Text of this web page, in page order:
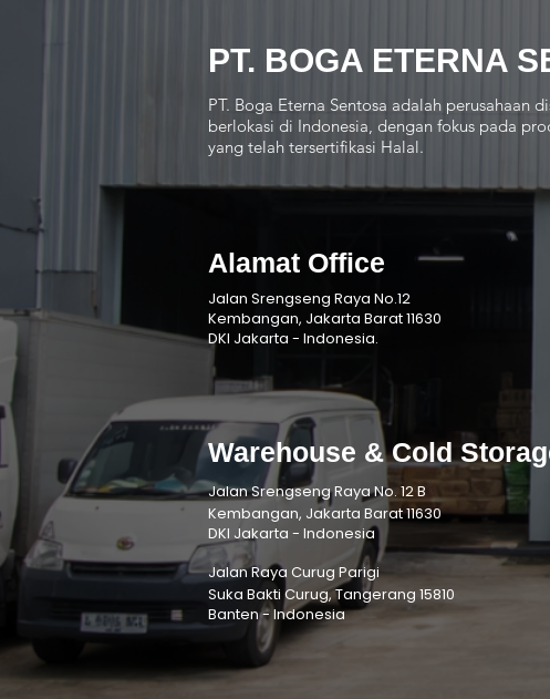
PT. BOGA ETERNA
PT. Boga Eterna Sentosa adalah perusahaan
berlokasi di Indonesia, dengan fokus pada
yang telah tersertifikasi Halal.
Alamat Office
Jalan Srengseng Raya No.12
Kembangan, Jakarta Barat 11630
DKI Jakarta - Indonesia.
Warehouse & Cold
Jalan Srengseng Raya No. 12 B
Kembangan, Jakarta Barat 11630
DKI Jakarta - Indonesia
Jalan Raya Curug Parigi
Suka Bakti Curug, Tangerang 15810
Banten - Indonesia